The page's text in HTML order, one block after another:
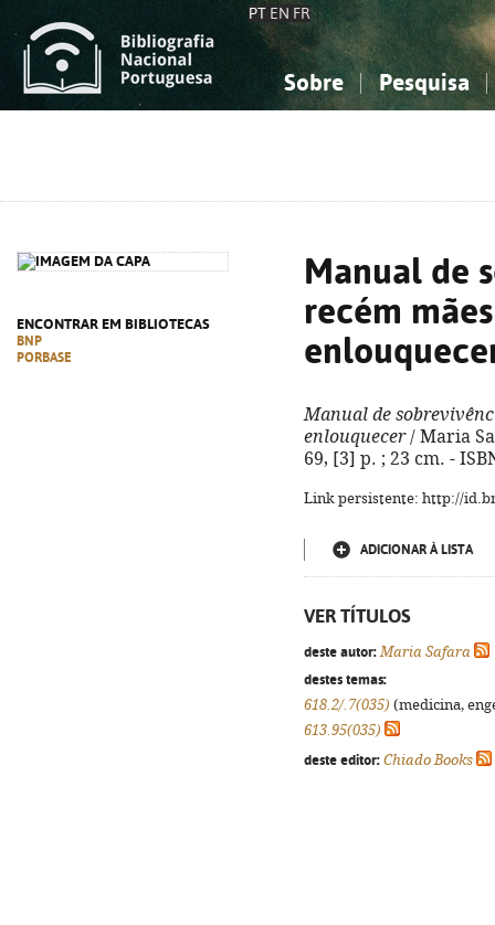
PT EN FR
Sobre Pesquisa
ENCONTRAR EM BIBLIOTECAS
BNP
PORBASE
Manual de
recém
Manual de
enlouquecer/ Maria
69, [3] p. ; 23 cm. -
Link persistente: http://
ADICIONAR À LISTA
VER TÍTULOS
deste autor: Maria Safara
destes temas:
618.2/.7(035) (medicina,
613.95(035)
deste editor: Chiado Books